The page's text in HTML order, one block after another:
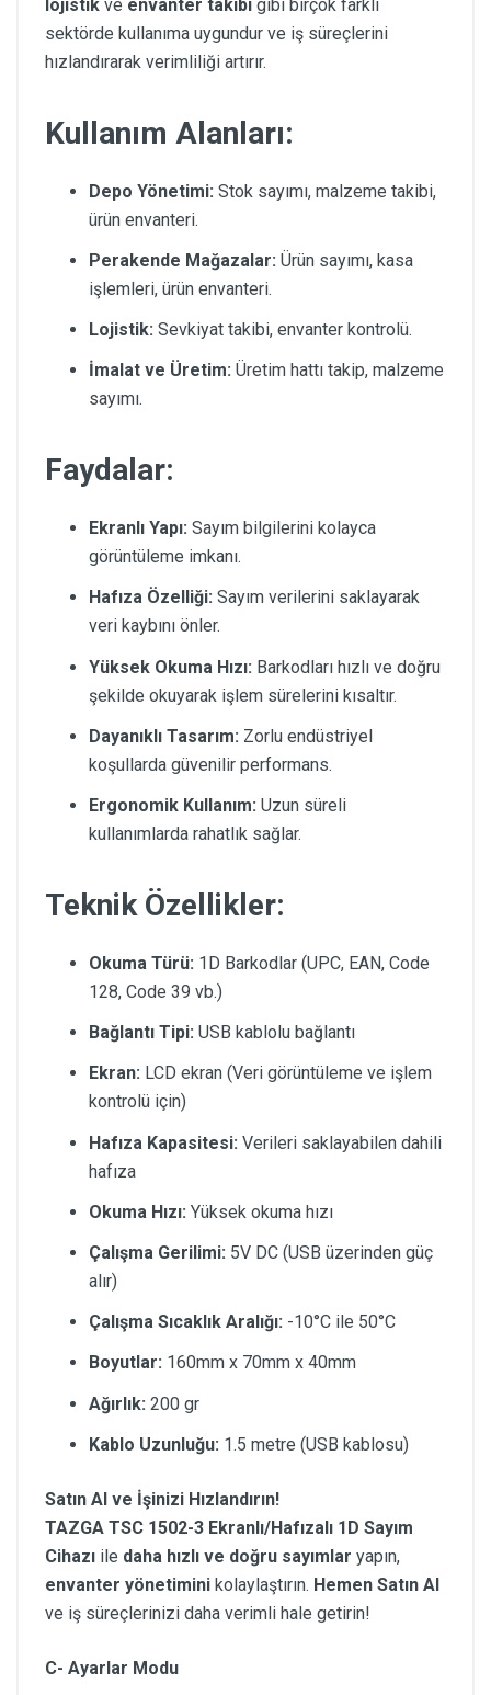
lojistik ve envanter takibi gibi birçok farklı
sektörde kullanıma uygundur ve iş süreçlerini
hızlandırarak verimliliği artırır.
Kullanım Alanları:
Depo Yönetimi: Stok sayımı, malzeme takibi,
ürün envanteri.
Perakende Mağazalar: Ürün sayımı, kasa
işlemleri, ürün envanteri.
Lojistik: Sevkiyat takibi, envanter kontrolü.
İmalat ve Üretim: Üretim hattı takip, malzeme
sayımı.
Faydalar:
Ekranlı Yapı: Sayım bilgilerini kolayca
görüntüleme imkanı.
Hafıza Özelliği: Sayım verilerini saklayarak
veri kaybını önler.
Yüksek Okuma Hızı: Barkodları hızlı ve doğru
şekilde okuyarak işlem sürelerini kısaltır.
Dayanıklı Tasarım: Zorlu endüstriyel
koşullarda güvenilir performans.
Ergonomik Kullanım: Uzun süreli
kullanımlarda rahatlık sağlar.
Teknik Özellikler:
Okuma Türü: 1D Barkodlar (UPC, EAN, Code
128, Code 39 vb.)
Bağlantı Tipi: USB kablolu bağlantı
Ekran: LCD ekran (Veri görüntüleme ve işlem
kontrolü için)
Hafıza Kapasitesi: Verileri saklayabilen dahili
hafıza
Okuma Hızı: Yüksek okuma hızı
Çalışma Gerilimi: 5V DC (USB üzerinden güç
alır)
Çalışma Sıcaklık Aralığı: -10°C ile 50°C
Boyutlar: 160mm x 70mm x 40mm
Ağırlık: 200 gr
Kablo Uzunluğu: 1.5 metre (USB kablosu)
Satın Al ve İşinizi Hızlandırın!
TAZGA TSC 1502-3 Ekranlı/Hafızalı 1D Sayım
Cihazı ile daha hızlı ve doğru sayımlar yapın,
envanter yönetimini kolaylaştırın. Hemen Satın Al
ve iş süreçlerinizi daha verimli hale getirin!
C- Ayarlar Modu